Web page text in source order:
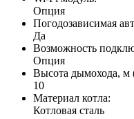
Опция
Погодозависимая
Да
Возможность
Опция
Высота дымохода, м
10
Материал котла:
Котловая сталь